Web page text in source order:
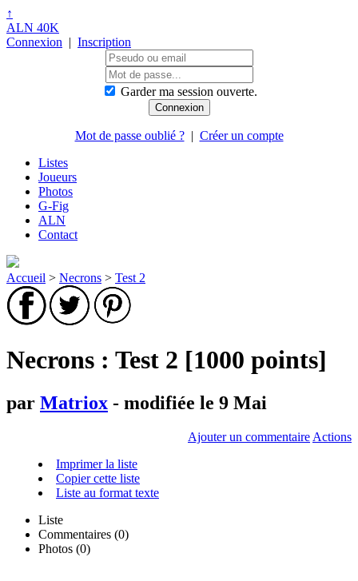
↑
ALN 40K
Connexion | Inscription
Garder ma session ouverte.
Mot de passe oublié ?| Créer un compte
Listes
Joueurs
Photos
G-Fig
ALN
Contact
Accueil > Necrons > Test 2
Necrons : Test 2 [1000 points]
par Matriox - modifiée le 9 Mai
Ajouter un commentaire Actions
Imprimer la liste
Copier cette liste
Liste au format texte
Liste
Commentaires (0)
Photos (0)